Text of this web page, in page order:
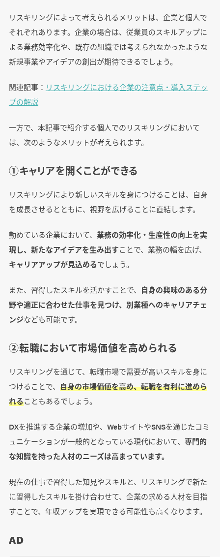
リスキリングによって考えられるメリットは、企業と個人で
それぞれあります。企業の場合は、従業員のスキルアップに
よる業務効率化や、既存の組織では考えられなかったような
新規事業やアイデアの創出が期待できるでしょう。
関連記事： リスキリングにおける企業の注意点・導入ステッ
プの解説
一方で、本記事で紹介する個人でのリスキリングにおいて
は、次のようなメリットが考えられます。
①キャリアを開くことができる
リスキリングにより新しいスキルを身につけることは、自身
を成長させるとともに、視野を広げることに直結します。
勤めている企業において、 業務の効率化・生産性の向上を実
現し、新たなアイデアを生み出すことで、業務の幅を広げ、
キャリアアップが見込めるでしょう。
また、習得したスキルを活かすことで、 自身の興味のある分
野や適正に合わせた仕事を見つけ、別業種へのキャリアチェ
ンジなども可能です。
②転職において市場価値を高められる
リスキリングを通じて、転職市場で需要が高いスキルを身に
つけることで、 自身の市場価値を高め、転職を有利に進めら
れることもあるでしょう。
DXを推進する企業の増加や、WebサイトやSNSを通じたコミ
ュニケーションが一般的となっている現代において、 専門的
な知識を持った人材のニーズは高まっています。
現在の仕事で習得した知見やスキルと、リスキリングで新た
に習得したスキルを掛け合わせて、企業の求める人材を目指
すことで、年収アップを実現できる可能性も高くなります。
AD